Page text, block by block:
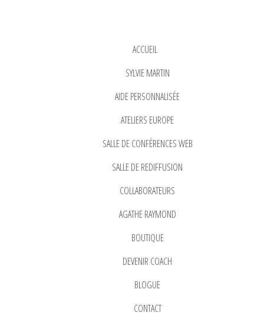
ACCUEIL
SYLVIE MARTIN
AIDE PERSONNALISÉE
ATELIERS EUROPE
SALLE DE CONFÉRENCES WEB
SALLE DE REDIFFUSION
COLLABORATEURS
AGATHE RAYMOND
BOUTIQUE
DEVENIR COACH
BLOGUE
CONTACT